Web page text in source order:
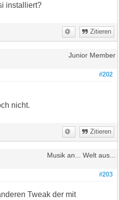
installiert?
Zitieren
Junior Member
#202
nicht.
Zitieren
Musik an... Welt aus...
#203
Tweak der mit